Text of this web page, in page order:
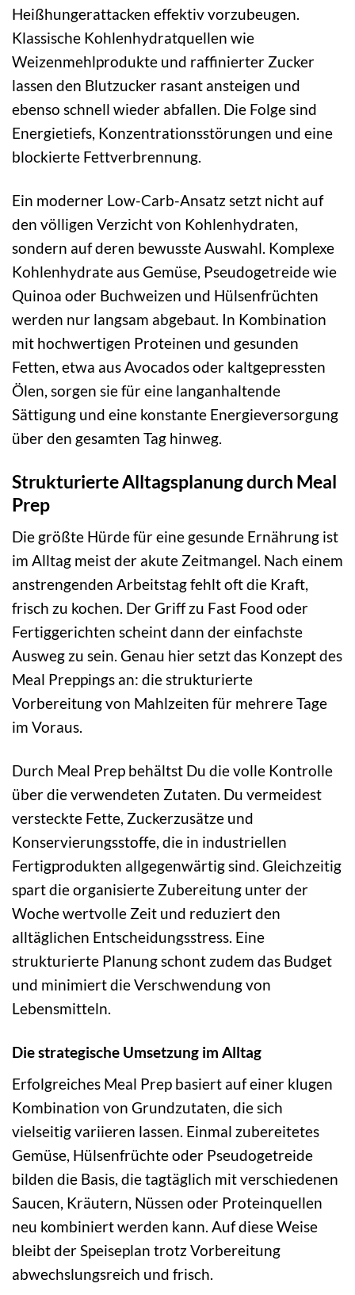
Heißhungerattacken effektiv vorzubeugen.
Klassische Kohlenhydratquellen wie
Weizenmehlprodukte und raffinierter Zucker
lassen den Blutzucker rasant ansteigen und
ebenso schnell wieder abfallen. Die Folge sind
Energietiefs, Konzentrationsstörungen und eine
blockierte Fettverbrennung.
Ein moderner Low-Carb-Ansatz setzt nicht auf
den völligen Verzicht von Kohlenhydraten,
sondern auf deren bewusste Auswahl. Komplexe
Kohlenhydrate aus Gemüse, Pseudogetreide wie
Quinoa oder Buchweizen und Hülsenfrüchten
werden nur langsam abgebaut. In Kombination
mit hochwertigen Proteinen und gesunden
Fetten, etwa aus Avocados oder kaltgepressten
Ölen, sorgen sie für eine langanhaltende
Sättigung und eine konstante Energieversorgung
über den gesamten Tag hinweg.
Strukturierte Alltagsplanung durch Meal
Prep
Die größte Hürde für eine gesunde Ernährung ist
im Alltag meist der akute Zeitmangel. Nach einem
anstrengenden Arbeitstag fehlt oft die Kraft,
frisch zu kochen. Der Griff zu Fast Food oder
Fertiggerichten scheint dann der einfachste
Ausweg zu sein. Genau hier setzt das Konzept des
Meal Preppings an: die strukturierte
Vorbereitung von Mahlzeiten für mehrere Tage
im Voraus.
Durch Meal Prep behältst Du die volle Kontrolle
über die verwendeten Zutaten. Du vermeidest
versteckte Fette, Zuckerzusätze und
Konservierungsstoffe, die in industriellen
Fertigprodukten allgegenwärtig sind. Gleichzeitig
spart die organisierte Zubereitung unter der
Woche wertvolle Zeit und reduziert den
alltäglichen Entscheidungsstress. Eine
strukturierte Planung schont zudem das Budget
und minimiert die Verschwendung von
Lebensmitteln.
Die strategische Umsetzung im Alltag
Erfolgreiches Meal Prep basiert auf einer klugen
Kombination von Grundzutaten, die sich
vielseitig variieren lassen. Einmal zubereitetes
Gemüse, Hülsenfrüchte oder Pseudogetreide
bilden die Basis, die tagtäglich mit verschiedenen
Saucen, Kräutern, Nüssen oder Proteinquellen
neu kombiniert werden kann. Auf diese Weise
bleibt der Speiseplan trotz Vorbereitung
abwechslungsreich und frisch.